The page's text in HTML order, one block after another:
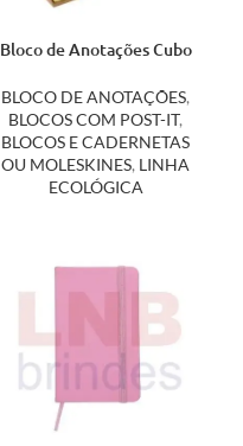
Bloco de Anotações Cubo
BLOCO DE ANOTAÇÕES,
BLOCOS COM POST-IT,
BLOCOS E CADERNETAS
OU MOLESKINES, LINHA
ECOLÓGICA